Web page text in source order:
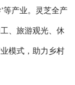
等产业。灵芝全产
、旅游观光、休
模式，助力乡村